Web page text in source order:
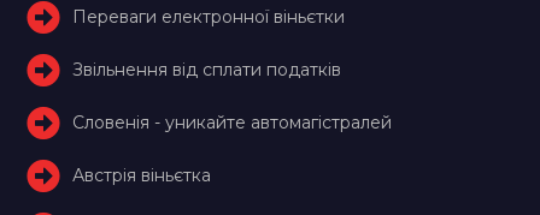
Переваги електронної віньєтки
Звільнення від сплати податків
Словенія - уникайте автомагістралей
Австрія віньєтка